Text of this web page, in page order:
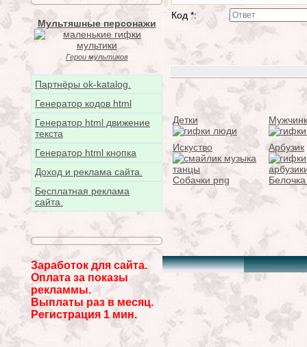
Мультяшные персонажи
Герои мультиков
Партнёры ok-katalog.
Генератор кодов html
Генератор html движение
текста
Генератор html кнопка
Доход и реклама сайта.
Бесплатная реклама
сайта.
Заработок для сайта.
Оплата за показы
рекламмы.
Выплаты раз в месяц.
Регистрация 1 мин.
Код *:
Детки
Искуство Арбузик
Собачки png